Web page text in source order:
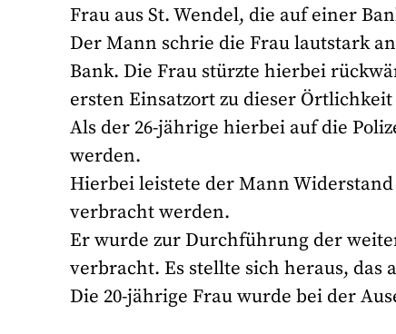
Frau aus St. Wendel, die auf einer
Der Mann schrie die Frau lautstark
Bank. Die Frau stürzte hierbei
ersten Einsatzort zu dieser
Als der 26-jährige hierbei auf die
werden.
Hierbei leistete der Mann
verbracht werden.
Er wurde zur Durchführung der
verbracht. Es stellte sich heraus,
Die 20-jährige Frau wurde bei der